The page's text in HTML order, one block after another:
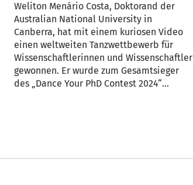
Weliton Menário Costa, Doktorand der
Australian National University in
Canberra, hat mit einem kuriosen Video
einen weltweiten Tanzwettbewerb für
Wissenschaftlerinnen und Wissenschaftler
gewonnen. Er wurde zum Gesamtsieger
des „Dance Your PhD Contest 2024“